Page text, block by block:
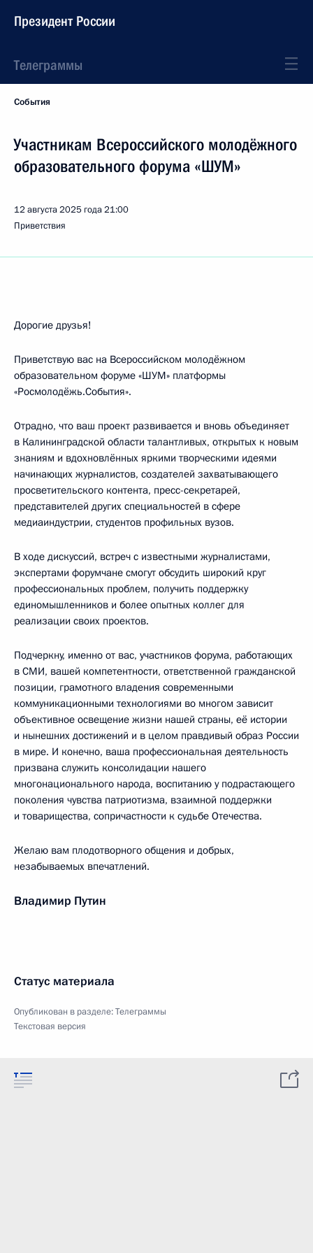
Президент России
Телеграммы
События
Участникам Всероссийского молодёжного
образовательного форума «ШУМ»
12 августа 2025 года21:00
Приветствия
Дорогие друзья!
Приветствую вас на Всероссийском молодёжном
образовательном форуме «ШУМ» платформы
«Росмолодёжь.События».
Отрадно, что ваш проект развивается и вновь объединяет
в Калининградской области талантливых, открытых к новым
знаниям и вдохновлённых яркими творческими идеями
начинающих журналистов, создателей захватывающего
просветительского контента, пресс-секретарей,
представителей других специальностей в сфере
медиаиндустрии, студентов профильных вузов.
В ходе дискуссий, встреч с известными журналистами,
экспертами форумчане смогут обсудить широкий круг
профессиональных проблем, получить поддержку
единомышленников и более опытных коллег для
реализации своих проектов.
Подчеркну, именно от вас, участников форума, работающих
в СМИ, вашей компетентности, ответственной гражданской
позиции, грамотного владения современными
коммуникационными технологиями во многом зависит
объективное освещение жизни нашей страны, её истории
и нынешних достижений и в целом правдивый образ России
в мире. И конечно, ваша профессиональная деятельность
призвана служить консолидации нашего
многонационального народа, воспитанию у подрастающего
поколения чувства патриотизма, взаимной поддержки
и товарищества, сопричастности к судьбе Отечества.
Желаю вам плодотворного общения и добрых,
незабываемых впечатлений.
Владимир Путин
Статус материала
Опубликован в разделе:Телеграммы
Текстовая версия